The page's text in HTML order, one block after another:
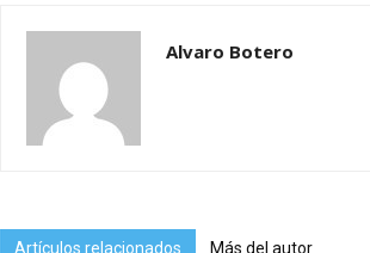
Alvaro Botero
Artículos relacionados Más del autor